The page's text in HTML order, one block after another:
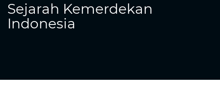
Sejarah Kemerdekan
Indonesia